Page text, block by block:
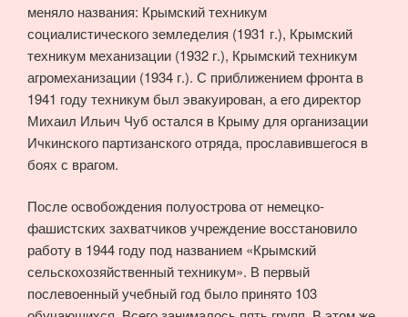
меняло названия: Крымский техникум
социалистического земледелия (1931 г.), Крымский
техникум механизации (1932 г.), Крымский техникум
агромеханизации (1934 г.). С приближением фронта в
1941 году техникум был эвакуирован, а его директор
Михаил Ильич Чуб остался в Крыму для организации
Ичкинского партизанского отряда, прославившегося в
боях с врагом.
После освобождения полуострова от немецко-
фашистских захватчиков учреждение восстановило
работу в 1944 году под названием «Крымский
сельскохозяйственный техникум». В первый
послевоенный учебный год было принято 103